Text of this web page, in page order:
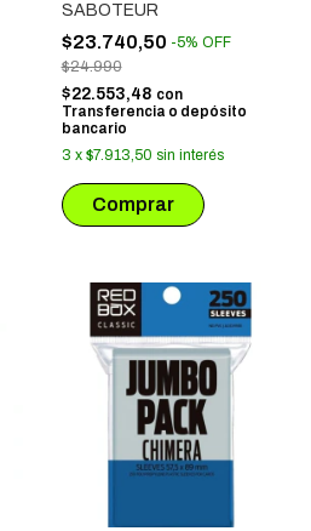
SABOTEUR
$23.740,50 -5% OFF
$24.990
$22.553,48 con
Transferencia o depósito
bancario
3 x $7.913,50 sin interés